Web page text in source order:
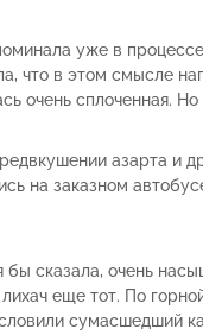
уже в
что в этом смысле
очень сплоченная.
азарта и
на заказном
сказала, очень
еще тот. По
сумасшедший